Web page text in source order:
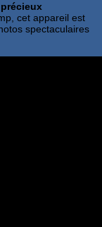
cet appareil est
spectaculaires